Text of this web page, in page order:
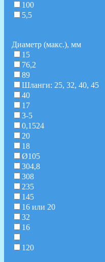
100
5,5
Диаметр (макс.), мм
15
76,2
89
Шланги: 25, 32, 40, 45
40
17
3-5
0,1524
20
18
Ø105
304,8
308
235
145
16 или 20
32
16
120